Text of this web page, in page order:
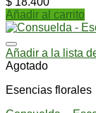
Añadir al carrito
Añadir a la lista
Agotado
Esencias florales